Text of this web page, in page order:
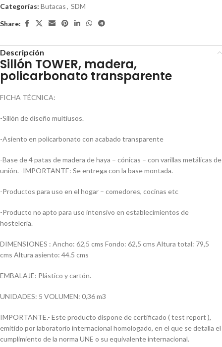
Categorías: Butacas, SDM
Share:
Descripción
Sillón TOWER, madera,
policarbonato transparente
FICHA TÉCNICA:
-Sillón de diseño multiusos.
-Asiento en policarbonato con acabado transparente
-Base de 4 patas de madera de haya – cónicas – con varillas metálicas de
unión. -IMPORTANTE: Se entrega con la base montada.
-Productos para uso en el hogar – comedores, cocinas etc
-Producto no apto para uso intensivo en establecimientos de
hostelería.
DIMENSIONES : Ancho: 62,5 cms Fondo: 62,5 cms Altura total: 79,5
cms Altura asiento: 44.5 cms
EMBALAJE: Plástico y cartón.
UNIDADES: 5 VOLUMEN: 0,36 m3
IMPORTANTE.- Este producto dispone de certificado ( test report ),
emitido por laboratorio internacional homologado, en el que se detalla el
cumplimiento de la norma UNE o su equivalente internacional.